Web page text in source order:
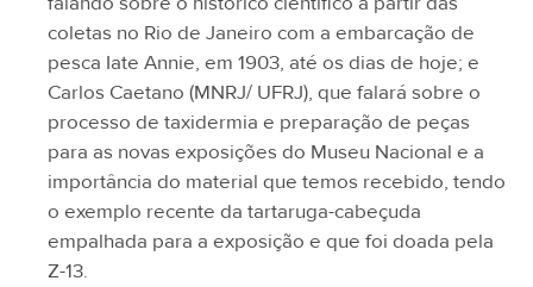
coletas no Rio de Janeiro com a embarcação de
pesca Iate Annie, em 1903, até os dias de hoje; e
Carlos Caetano (MNRJ/ UFRJ), que falará sobre o
processo de taxidermia e preparação de peças
para as novas exposições do Museu Nacional e a
importância do material que temos recebido, tendo
o exemplo recente da tartaruga-cabeçuda
empalhada para a exposição e que foi doada pela
Z-13.